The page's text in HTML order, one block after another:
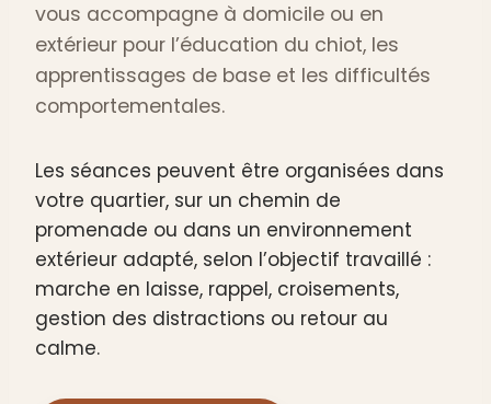
vous accompagne à domicile ou en
extérieur pour l’éducation du chiot, les
apprentissages de base et les difficultés
comportementales.
Les séances peuvent être organisées dans
votre quartier, sur un chemin de
promenade ou dans un environnement
extérieur adapté, selon l’objectif travaillé :
marche en laisse, rappel, croisements,
gestion des distractions ou retour au
calme.